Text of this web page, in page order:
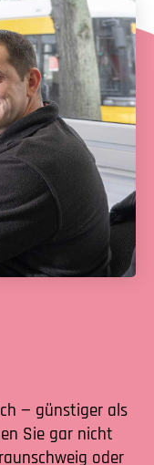
— günstiger als
Sie gar nicht
oder